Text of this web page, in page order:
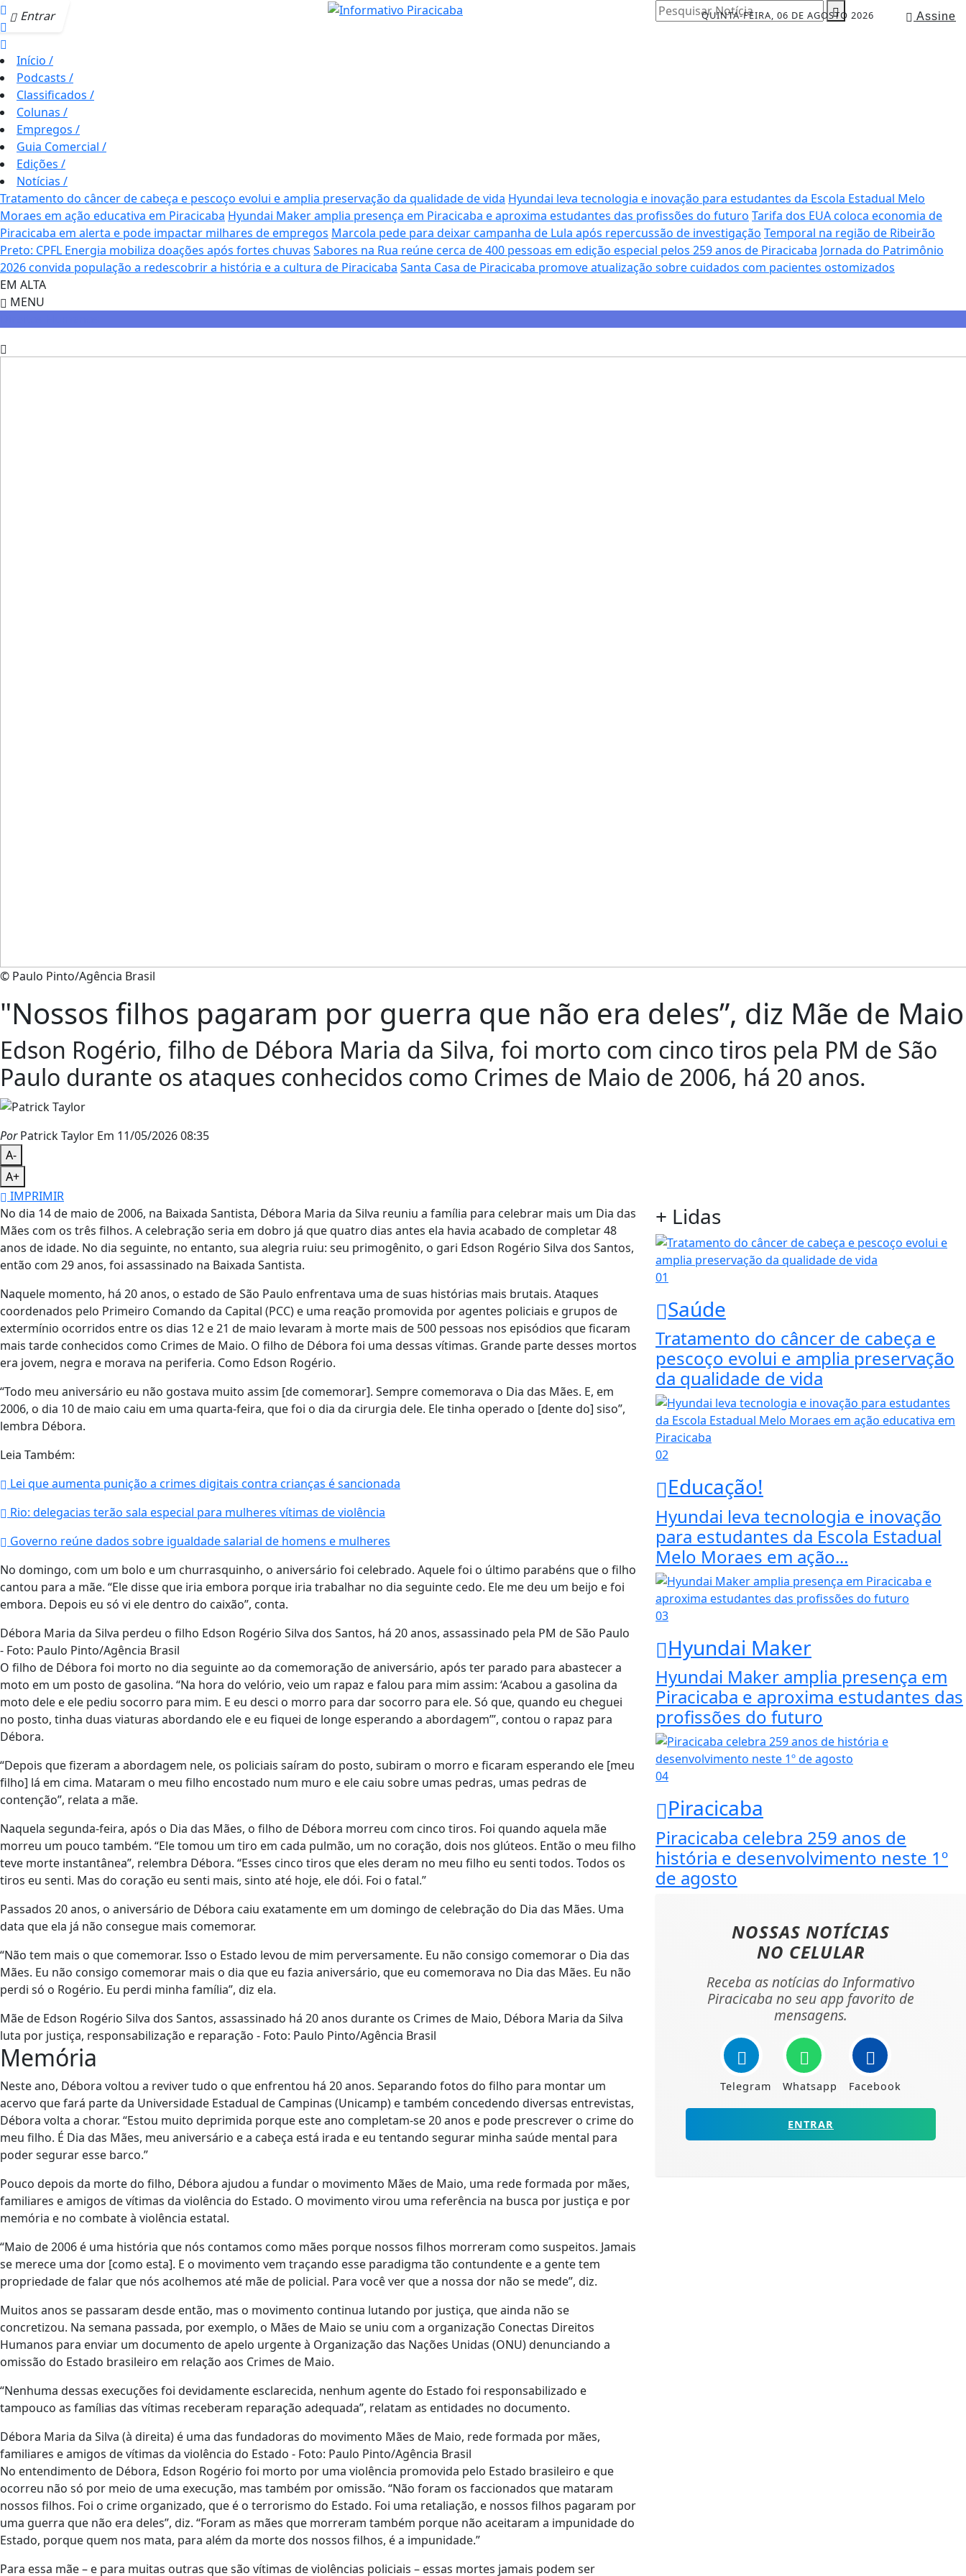
Entrar Assine
QUINTA-FEIRA, 06 DE AGOSTO 2026
Pesquisar Notícia
Início /
Podcasts /
Classificados /
Colunas /
Empregos /
Guia Comercial /
Edições /
Notícias /
Tratamento do câncer de cabeça e pescoço evolui e amplia preservação da qualidade de vida Hyundai leva tecnologia e inovação para estudantes da Escola Estadual Melo
Moraes em ação educativa em Piracicaba Hyundai Maker amplia presença em Piracicaba e aproxima estudantes das profissões do futuro Tarifa dos EUA coloca economia de
Piracicaba em alerta e pode impactar milhares de empregos Marcola pede para deixar campanha de Lula após repercussão de investigação Temporal na região de Ribeirão
Preto: CPFL Energia mobiliza doações após fortes chuvas Sabores na Rua reúne cerca de 400 pessoas em edição especial pelos 259 anos de Piracicaba Jornada do Patrimônio
2026 convida população a redescobrir a história e a cultura de Piracicaba Santa Casa de Piracicaba promove atualização sobre cuidados com pacientes ostomizados
EM ALTA
MENU
© Paulo Pinto/Agência Brasil
"Nossos filhos pagaram por guerra que não era deles”, diz Mãe de Maio
Edson Rogério, filho de Débora Maria da Silva, foi morto com cinco tiros pela PM de São
Paulo durante os ataques conhecidos como Crimes de Maio de 2006, há 20 anos.
PorPatrick Taylor Em 11/05/2026 08:35
A-
A+
IMPRIMIR
No dia 14 de maio de 2006, na Baixada Santista, Débora Maria da Silva reuniu a família para celebrar mais um Dia das
Mães com os três filhos. A celebração seria em dobro já que quatro dias antes ela havia acabado de completar 48
anos de idade. No dia seguinte, no entanto, sua alegria ruiu: seu primogênito, o gari Edson Rogério Silva dos Santos,
então com 29 anos, foi assassinado na Baixada Santista.
Naquele momento, há 20 anos, o estado de São Paulo enfrentava uma de suas histórias mais brutais. Ataques
coordenados pelo Primeiro Comando da Capital (PCC) e uma reação promovida por agentes policiais e grupos de
extermínio ocorridos entre os dias 12 e 21 de maio levaram à morte mais de 500 pessoas nos episódios que ficaram
mais tarde conhecidos como Crimes de Maio. O filho de Débora foi uma dessas vítimas. Grande parte desses mortos
era jovem, negra e morava na periferia. Como Edson Rogério.
“Todo meu aniversário eu não gostava muito assim [de comemorar]. Sempre comemorava o Dia das Mães. E, em
2006, o dia 10 de maio caiu em uma quarta-feira, que foi o dia da cirurgia dele. Ele tinha operado o [dente do] siso”,
lembra Débora.
Leia Também:
Lei que aumenta punição a crimes digitais contra crianças é sancionada
Rio: delegacias terão sala especial para mulheres vítimas de violência
Governo reúne dados sobre igualdade salarial de homens e mulheres
No domingo, com um bolo e um churrasquinho, o aniversário foi celebrado. Aquele foi o último parabéns que o filho
cantou para a mãe. “Ele disse que iria embora porque iria trabalhar no dia seguinte cedo. Ele me deu um beijo e foi
embora. Depois eu só vi ele dentro do caixão”, conta.
Débora Maria da Silva perdeu o filho Edson Rogério Silva dos Santos, há 20 anos, assassinado pela PM de São Paulo
- Foto: Paulo Pinto/Agência Brasil
O filho de Débora foi morto no dia seguinte ao da comemoração de aniversário, após ter parado para abastecer a
moto em um posto de gasolina. “Na hora do velório, veio um rapaz e falou para mim assim: ‘Acabou a gasolina da
moto dele e ele pediu socorro para mim. E eu desci o morro para dar socorro para ele. Só que, quando eu cheguei
no posto, tinha duas viaturas abordando ele e eu fiquei de longe esperando a abordagem’”, contou o rapaz para
Débora.
“Depois que fizeram a abordagem nele, os policiais saíram do posto, subiram o morro e ficaram esperando ele [meu
filho] lá em cima. Mataram o meu filho encostado num muro e ele caiu sobre umas pedras, umas pedras de
contenção”, relata a mãe.
Naquela segunda-feira, após o Dia das Mães, o filho de Débora morreu com cinco tiros. Foi quando aquela mãe
morreu um pouco também. “Ele tomou um tiro em cada pulmão, um no coração, dois nos glúteos. Então o meu filho
teve morte instantânea”, relembra Débora. “Esses cinco tiros que eles deram no meu filho eu senti todos. Todos os
tiros eu senti. Mas do coração eu senti mais, sinto até hoje, ele dói. Foi o fatal.”
Passados 20 anos, o aniversário de Débora caiu exatamente em um domingo de celebração do Dia das Mães. Uma
data que ela já não consegue mais comemorar.
“Não tem mais o que comemorar. Isso o Estado levou de mim perversamente. Eu não consigo comemorar o Dia das
Mães. Eu não consigo comemorar mais o dia que eu fazia aniversário, que eu comemorava no Dia das Mães. Eu não
perdi só o Rogério. Eu perdi minha família”, diz ela.
Mãe de Edson Rogério Silva dos Santos, assassinado há 20 anos durante os Crimes de Maio, Débora Maria da Silva
luta por justiça, responsabilização e reparação - Foto: Paulo Pinto/Agência Brasil
Memória
Neste ano, Débora voltou a reviver tudo o que enfrentou há 20 anos. Separando fotos do filho para montar um
acervo que fará parte da Universidade Estadual de Campinas (Unicamp) e também concedendo diversas entrevistas,
Débora volta a chorar. “Estou muito deprimida porque este ano completam-se 20 anos e pode prescrever o crime do
meu filho. É Dia das Mães, meu aniversário e a cabeça está irada e eu tentando segurar minha saúde mental para
poder segurar esse barco.”
Pouco depois da morte do filho, Débora ajudou a fundar o movimento Mães de Maio, uma rede formada por mães,
familiares e amigos de vítimas da violência do Estado. O movimento virou uma referência na busca por justiça e por
memória e no combate à violência estatal.
“Maio de 2006 é uma história que nós contamos como mães porque nossos filhos morreram como suspeitos. Jamais
se merece uma dor [como esta]. E o movimento vem traçando esse paradigma tão contundente e a gente tem
propriedade de falar que nós acolhemos até mãe de policial. Para você ver que a nossa dor não se mede”, diz.
Muitos anos se passaram desde então, mas o movimento continua lutando por justiça, que ainda não se
concretizou. Na semana passada, por exemplo, o Mães de Maio se uniu com a organização Conectas Direitos
Humanos para enviar um documento de apelo urgente à Organização das Nações Unidas (ONU) denunciando a
omissão do Estado brasileiro em relação aos Crimes de Maio.
“Nenhuma dessas execuções foi devidamente esclarecida, nenhum agente do Estado foi responsabilizado e
tampouco as famílias das vítimas receberam reparação adequada”, relatam as entidades no documento.
Débora Maria da Silva (à direita) é uma das fundadoras do movimento Mães de Maio, rede formada por mães,
familiares e amigos de vítimas da violência do Estado - Foto: Paulo Pinto/Agência Brasil
No entendimento de Débora, Edson Rogério foi morto por uma violência promovida pelo Estado brasileiro e que
ocorreu não só por meio de uma execução, mas também por omissão. “Não foram os faccionados que mataram
nossos filhos. Foi o crime organizado, que é o terrorismo do Estado. Foi uma retaliação, e nossos filhos pagaram por
uma guerra que não era deles”, diz. “Foram as mães que morreram também porque não aceitaram a impunidade do
Estado, porque quem nos mata, para além da morte dos nossos filhos, é a impunidade.”
Para essa mãe – e para muitas outras que são vítimas de violências policiais – essas mortes jamais podem ser
+ Lidas
01
Saúde
Tratamento do câncer de cabeça e
pescoço evolui e amplia preservação
da qualidade de vida
02
Educação!
Hyundai leva tecnologia e inovação
para estudantes da Escola Estadual
Melo Moraes em ação...
03
Hyundai Maker
Hyundai Maker amplia presença em
Piracicaba e aproxima estudantes das
profissões do futuro
04
Piracicaba
Piracicaba celebra 259 anos de
história e desenvolvimento neste 1º
de agosto
NOSSAS NOTÍCIAS
NO CELULAR
Receba as notícias do Informativo
Piracicaba no seu app favorito de
mensagens.
Telegram Whatsapp Facebook
ENTRAR